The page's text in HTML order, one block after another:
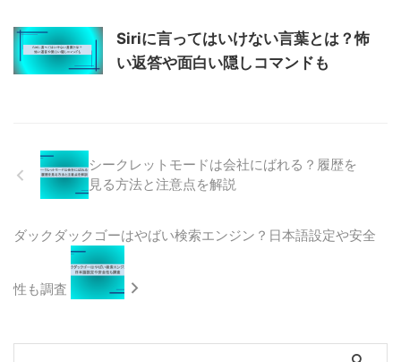
Siriに言ってはいけない言葉とは？怖
い返答や面白い隠しコマンドも
シークレットモードは会社にばれる？履歴を
見る方法と注意点を解説
ダックダックゴーはやばい検索エンジン？日本語設定や安全
性も調査